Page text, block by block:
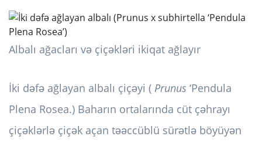
Albalı ağacları və çiçəkləri ikiqat ağlayır
İki dəfə ağlayan albalı çiçəyi ( Prunus ‘Pendula
Plena Rosea.) Baharın ortalarında cüt çəhrayı
çiçəklərlə çiçək açan təəccüblü sürətlə böyüyən